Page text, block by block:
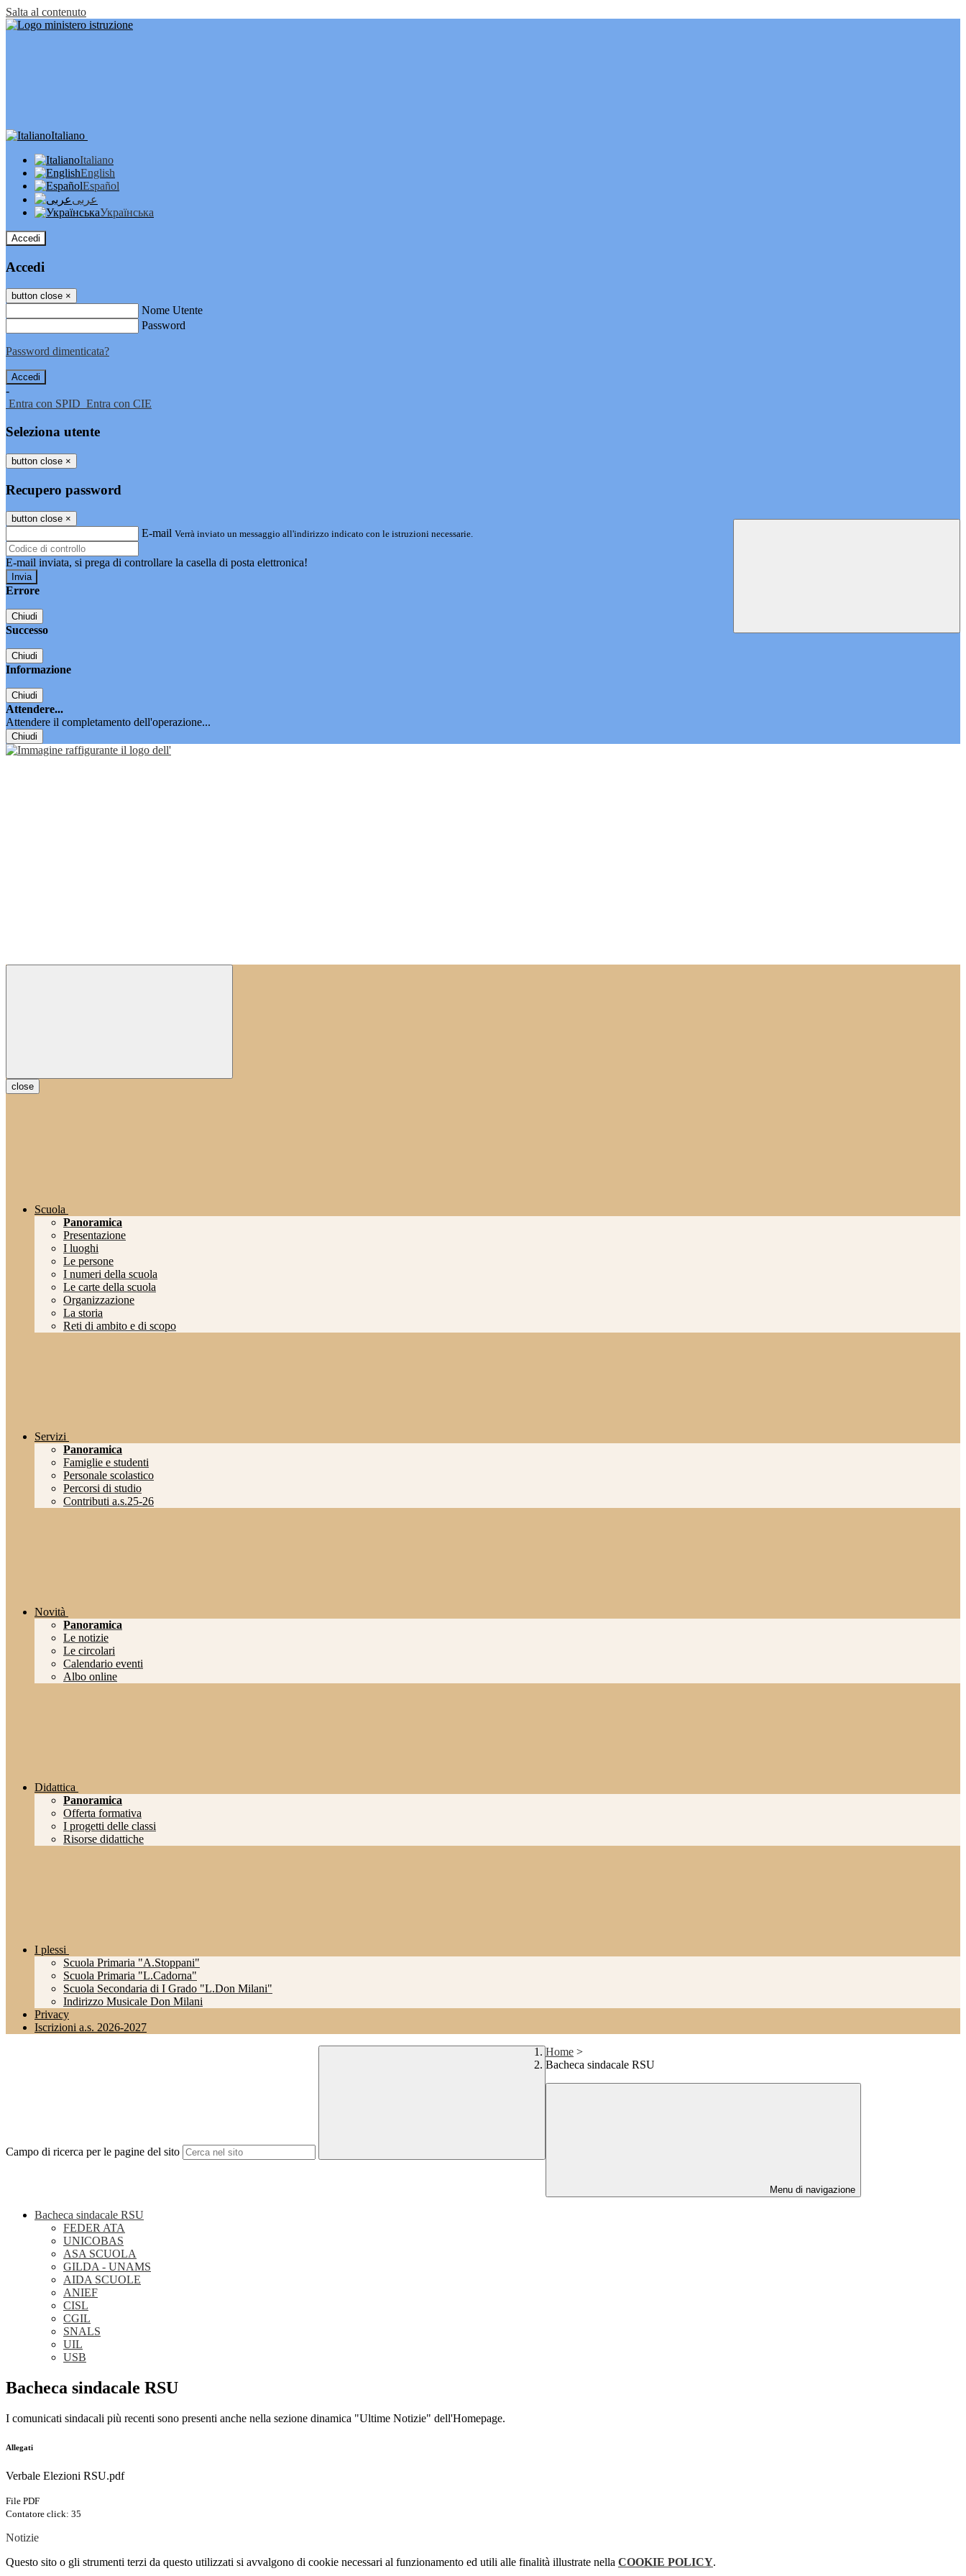
Salta al contenuto
Italiano
Italiano
English
Español
عربى
Українська
Accedi
Accedi
button close ×
Nome Utente
Password
Password dimenticata?
-
Entra con SPID Entra con CIE
Seleziona utente
button close ×
Recupero password
button close ×
E-mail Verrà inviato un messaggio all'indirizzo indicato con le istruzioni necessarie.
E-mail inviata, si prega di controllare la casella di posta elettronica!
Errore
Chiudi
Successo
Chiudi
Informazione
Chiudi
Attendere...
Attendere il completamento dell'operazione...
Chiudi
close
Scuola
Panoramica
Presentazione
I luoghi
Le persone
I numeri della scuola
Le carte della scuola
Organizzazione
La storia
Reti di ambito e di scopo
Servizi
Panoramica
Famiglie e studenti
Personale scolastico
Percorsi di studio
Contributi a.s.25-26
Novità
Panoramica
Le notizie
Le circolari
Calendario eventi
Albo online
Didattica
Panoramica
Offerta formativa
I progetti delle classi
Risorse didattiche
I plessi
Scuola Primaria "A.Stoppani"
Scuola Primaria "L.Cadorna"
Scuola Secondaria di I Grado "L.Don Milani"
Indirizzo Musicale Don Milani
Privacy
Iscrizioni a.s. 2026-2027
Campo di ricerca per le pagine del sito
Home >
Bacheca sindacale RSU
Menu di navigazione
Bacheca sindacale RSU
FEDER ATA
UNICOBAS
ASA SCUOLA
GILDA - UNAMS
AIDA SCUOLE
ANIEF
CISL
CGIL
SNALS
UIL
USB
Bacheca sindacale RSU
I comunicati sindacali più recenti sono presenti anche nella sezione dinamica "Ultime Notizie" dell'Homepage.
Allegati
Verbale Elezioni RSU.pdf
File PDF
Contatore click: 35
Notizie
Questo sito o gli strumenti terzi da questo utilizzati si avvalgono di cookie necessari al funzionamento ed utili alle finalità illustrate nella COOKIE POLICY.